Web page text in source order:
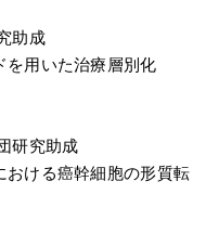
助成
を用いた治療層別化
研究助成
おける癌幹細胞の形質転